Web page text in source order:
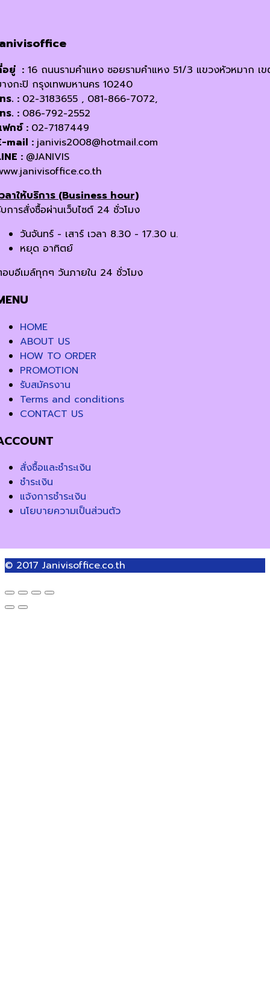
อยู่ : 16 ถนนรามคำแหง ซอยรามคำแหง 51/3 แขวงหัวหมาก เ
งกะปิ กรุงเทพมหานคร 10240
ร. : 02-3183655 , 081-866-7072,
ร. : 086-792-2552
กซ์ : 02-7187449
mail : janivis2008@hotmail.com
: @JANIVIS
ลาให้บริการ (Business hour)
การสั่งซื้อผ่านเว็บไซต์ 24 ชั่วโมง
วันจันทร์ - เสาร์ เวลา 8.30 - 17.30 น.
หยุด อาทิตย์
บอีเมล์ทุกๆ วันภายใน 24 ชั่วโมง
HOME
ABOUT US
HOW TO ORDER
PROMOTION
รับสมัครงาน
Terms and conditions
CONTACT US
สั่งซื้อและชำระเงิน
ชำระเงิน
แจ้งการชำระเงิน
นโยบายความเป็นส่วนตัว
© 2017 Janivisoffice.co.th